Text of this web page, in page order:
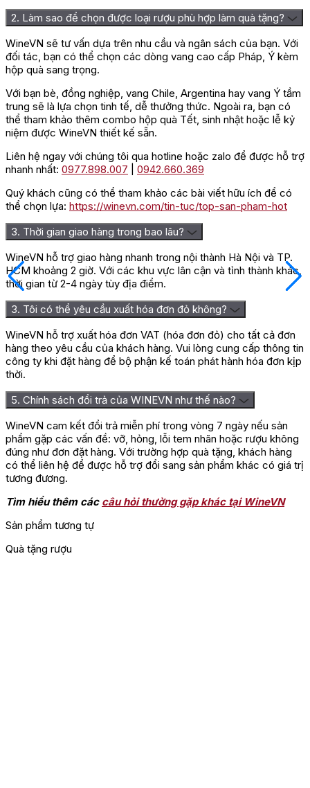
2. Làm sao để chọn được loại rượu phù hợp làm quà tặng?
WineVN sẽ tư vấn dựa trên nhu cầu và ngân sách của bạn. Với
đối tác, bạn có thể chọn các dòng vang cao cấp Pháp, Ý kèm
hộp quà sang trọng.
Với bạn bè, đồng nghiệp, vang Chile, Argentina hay vang Ý tầm
trung sẽ là lựa chọn tinh tế, dễ thưởng thức. Ngoài ra, bạn có
thể tham khảo thêm combo hộp quà Tết, sinh nhật hoặc lễ kỷ
niệm được WineVN thiết kế sẵn.
Liên hệ ngay với chúng tôi qua hotline hoặc zalo để được hỗ trợ
nhanh nhất: 0977.898.007
0942.660.369
Quý khách cũng có thể tham khảo các bài viết hữu ích để có
thể chọn lựa: https://winevn.com/tin-tuc/top-san-pham-hot
3. Thời gian giao hàng trong bao lâu?
WineVN hỗ trợ giao hàng nhanh trong nội thành Hà Nội và TP.
HCM khoảng 2 giờ. Với các khu vực lân cận và tỉnh thành khác,
thời gian từ 2-4 ngày tùy địa điểm.
3. Tôi có thể yêu cầu xuất hóa đơn đỏ không?
WineVN hỗ trợ xuất hóa đơn VAT (hóa đơn đỏ) cho tất cả đơn
hàng theo yêu cầu của khách hàng. Vui lòng cung cấp thông tin
công ty khi đặt hàng để bộ phận kế toán phát hành hóa đơn kịp
thời.
5. Chính sách đổi trả của WINEVN như thế nào?
WineVN cam kết đổi trả miễn phí trong vòng 7 ngày nếu sản
phẩm gặp các vấn đề: vỡ, hỏng, lỗi tem nhãn hoặc rượu không
đúng như đơn đặt hàng. Với trường hợp quà tặng, khách hàng
có thể liên hệ để được hỗ trợ đổi sang sản phẩm khác có giá trị
tương đương.
Tìm hiểu thêm các câu hỏi thường gặp khác tại WineVN
Sản phẩm tương tự
Quà tặng rượu